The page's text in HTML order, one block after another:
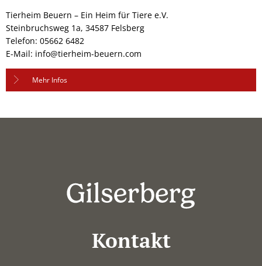
Tierheim Beuern – Ein Heim für Tiere e.V.
Steinbruchsweg 1a, 34587 Felsberg
Telefon: 05662 6482
E-Mail: info@tierheim-beuern.com
Mehr Infos
Kontakt